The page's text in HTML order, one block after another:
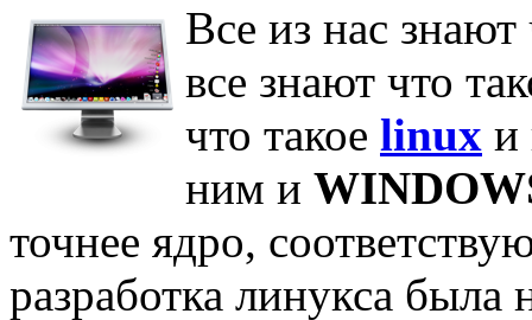
Все из нас знают
все знают что
что такое linux и
ним и
точнее ядро,
разработка линукса была